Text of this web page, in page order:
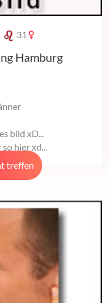
31
Hamburg
bild xD...
hier xd...
treffen